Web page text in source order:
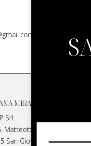
MIRARCHI
Srl
Matteotti, 91
San Giovanni in Fiore Italia